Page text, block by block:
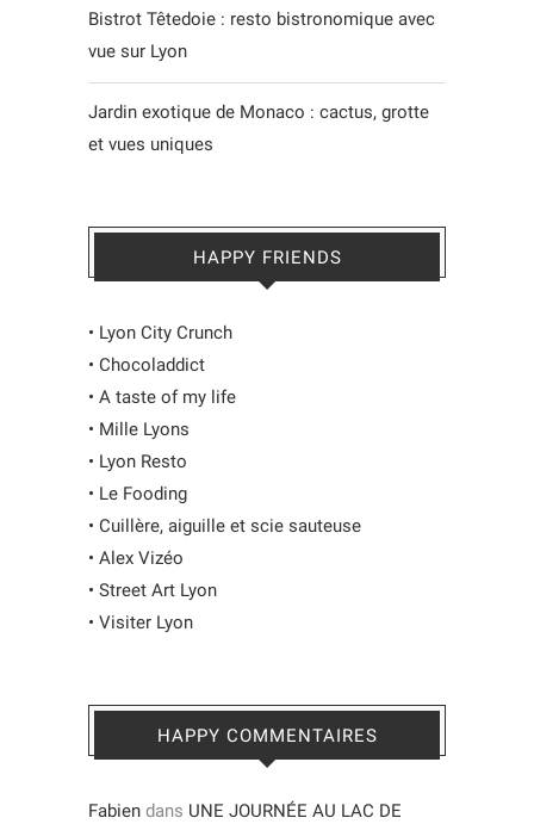
Bistrot Têtedoie : resto bistronomique avec
vue sur Lyon
Jardin exotique de Monaco : cactus, grotte
et vues uniques
HAPPY FRIENDS
• Lyon City Crunch
• Chocoladdict
• A taste of my life
• Mille Lyons
• Lyon Resto
• Le Fooding
• Cuillère, aiguille et scie sauteuse
• Alex Vizéo
• Street Art Lyon
• Visiter Lyon
HAPPY COMMENTAIRES
Fabien dans UNE JOURNÉE AU LAC DE